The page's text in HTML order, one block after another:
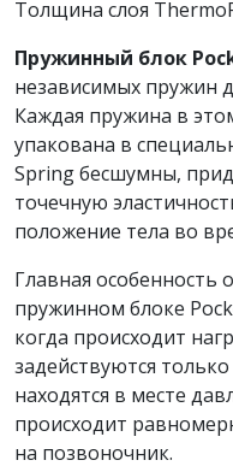
Толщина слоя
Пружинный блок
независимых пружин
Каждая пружина в
упакована в
Spring бесшумны,
точечную
положение тела во
Главная особенность
пружинном блоке
когда происходит
задействуются
находятся в месте
происходит
на позвоночник.